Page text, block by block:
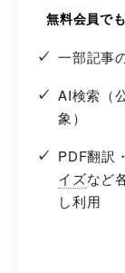
無料会員で
一部記事
AI検索（
象）
PDF翻訳・
イズなど
し利用